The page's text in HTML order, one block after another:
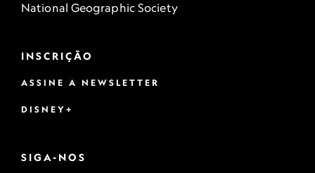
National Geographic Society
INSCRIÇÃO
ASSINE A NEWSLETTER
DISNEY+
SIGA-NOS